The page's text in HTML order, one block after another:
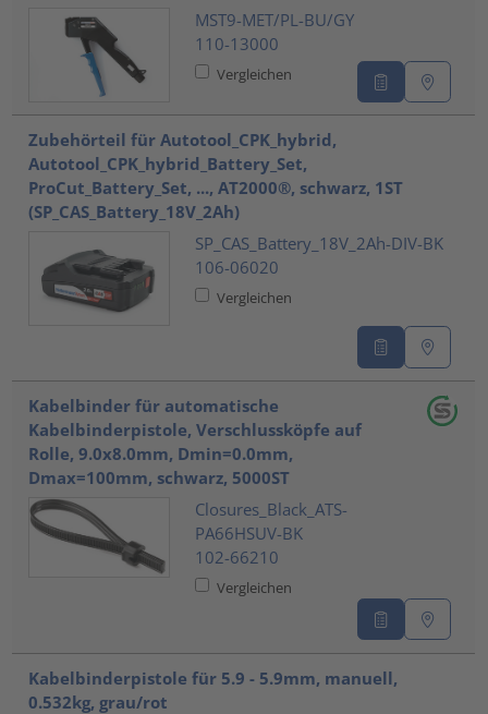
MST9-MET/PL-BU/GY
110-13000
Vergleichen
Zubehörteil für Autotool_CPK_hybrid,
Autotool_CPK_hybrid_Battery_Set,
ProCut_Battery_Set, ..., AT2000®, schwarz, 1ST
(SP_CAS_Battery_18V_2Ah)
SP_CAS_Battery_18V_2Ah-DIV-BK
106-06020
Vergleichen
Kabelbinder für automatische
Kabelbinderpistole, Verschlussköpfe auf
Rolle, 9.0x8.0mm, Dmin=0.0mm,
Dmax=100mm, schwarz, 5000ST
Closures_Black_ATS-
PA66HSUV-BK
102-66210
Vergleichen
Kabelbinderpistole für 5.9 - 5.9mm, manuell,
0.532kg, grau/rot